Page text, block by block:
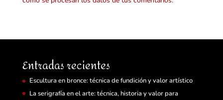
Entradas recientes
Escultura en bronce: técnica de fundición y valor artístico
La serigrafía en el arte: técnica, historia y valor para